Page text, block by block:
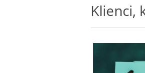
Klienci,